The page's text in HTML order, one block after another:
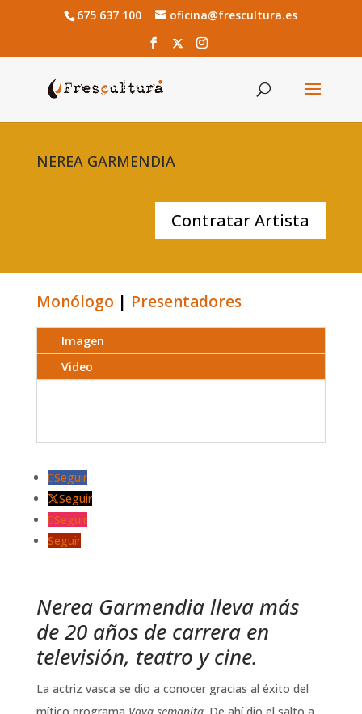
675 637 100 oficina@frescultura.es
NEREA GARMENDIA
Contratar Artista
Monólogo | Presentadores
Imagen
Video
Seguir
Seguir
Seguir
Seguir
Nerea Garmendia lleva más
de 20 años de carrera en
televisión, teatro y cine.
La actriz vasca se dio a conocer gracias al éxito del